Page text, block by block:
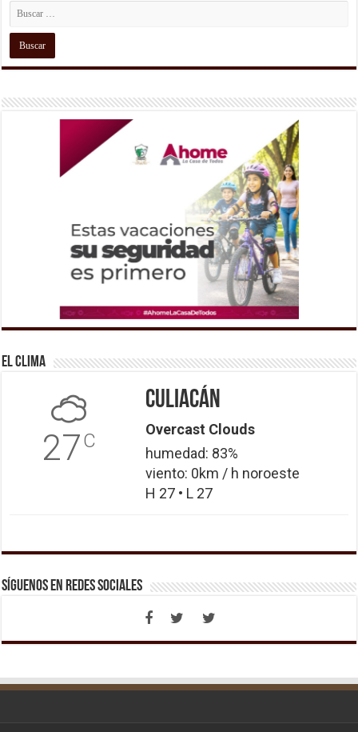
El Clima
27C
Culiacán
Overcast Clouds
humedad: 83%
viento: 0km / h noroeste
H 27 • L 27
Síguenos en Redes Sociales